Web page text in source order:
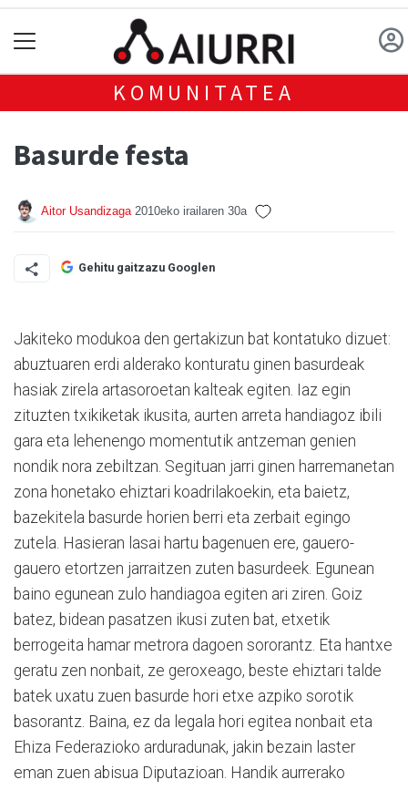
KOMUNITATEA
Basurde festa
Aitor Usandizaga 2010eko irailaren 30a
Gehitu gaitzazu Googlen
Jakiteko modukoa den gertakizun bat kontatuko dizuet:
abuztuaren erdi alderako konturatu ginen basurdeak
hasiak zirela artasoroetan kalteak egiten. Iaz egin
zituzten txikiketak ikusita, aurten arreta handiagoz ibili
gara eta lehenengo momentutik antzeman genien
nondik nora zebiltzan. Segituan jarri ginen harremanetan
zona honetako ehiztari koadrilakoekin, eta baietz,
bazekitela basurde horien berri eta zerbait egingo
zutela. Hasieran lasai hartu bagenuen ere, gauero-
gauero etortzen jarraitzen zuten basurdeek. Egunean
baino egunean zulo handiagoa egiten ari ziren. Goiz
batez, bidean pasatzen ikusi zuten bat, etxetik
berrogeita hamar metrora dagoen sororantz. Eta hantxe
geratu zen nonbait, ze geroxeago, beste ehiztari talde
batek uxatu zuen basurde hori etxe azpiko sorotik
basorantz. Baina, ez da legala hori egitea nonbait eta
Ehiza Federazioko arduradunak, jakin bezain laster
eman zuen abisua Diputazioan. Handik aurrerako